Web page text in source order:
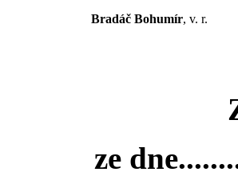
Bradáč Bohumír, v. r.
ze